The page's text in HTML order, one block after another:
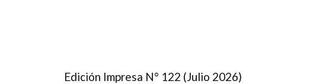
Edición Impresa N° 122 (Julio 2026)